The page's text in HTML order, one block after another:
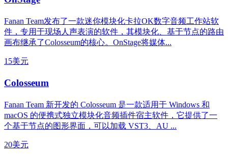
Fanan Team发布了一款迷你模块化卡拉OK数字音频工作站软
件，专用于现场人声表演的软件，其模块化、基于节点的路由
画布继承了Colosseum的核心。OnStage将媒体...
15美元
Colosseum
Fanan Team 新开发的 Colosseum 是一款适用于 Windows 和
macOS 的便携式独立模块化音频插件宿主软件，它提供了一
个基于节点的图形界面，可以加载 VST3、AU ...
20美元